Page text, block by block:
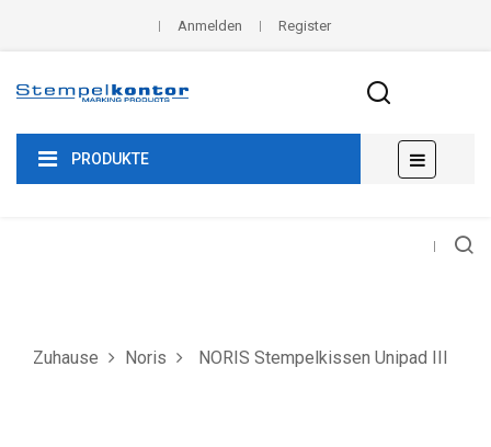
Anmelden Register
PRODUKTE
der
☰
Zuhause Noris NORIS Stempelkissen Unipad III